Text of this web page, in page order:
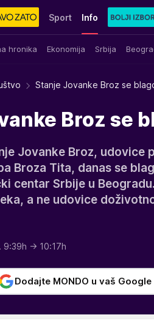
Sport Info
hronika Ekonomija Srbija
Stanje Jovanke Broz se
Broz se
Jovanke Broz, udovice
Broza Tita, danas se
centar Srbije u
a ne udovice
9:39h → 10:17h
Dodajte MONDO u vaš